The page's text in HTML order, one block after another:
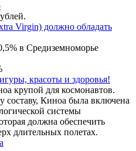
Virgin) должно обладать
в Средиземноморье
красоты и здоровья!
крупой для космонавтов.
составу, Киноа была включена
системы
должна обеспечить
длительных полетах.